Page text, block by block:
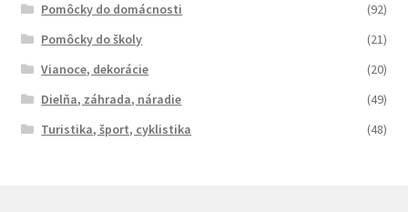
Pomôcky do domácnosti
(92)
Pomôcky do školy
(21)
Vianoce, dekorácie
(20)
Dielňa, záhrada, náradie
(49)
Turistika, šport, cyklistika
(48)